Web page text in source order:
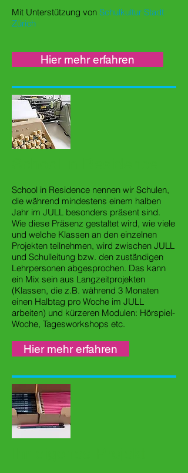
Mit Unterstützung von Schulkultur Stadt
Zürich
Hier mehr erfahren
School in Residence nennen wir Schulen,
die während mindestens einem halben
Jahr im JULL besonders präsent sind.
Wie diese Präsenz gestaltet wird, wie viele
und welche Klassen an den einzelnen
Projekten teilnehmen, wird zwischen JULL
und Schulleitung bzw. den zuständigen
Lehrpersonen abgesprochen. Das kann
ein Mix sein aus Langzeitprojekten
(Klassen, die z.B. während 3 Monaten
einen Halbtag pro Woche im JULL
arbeiten) und kürzeren Modulen: Hörspiel-
Woche, Tagesworkshops etc.
Hier mehr erfahren